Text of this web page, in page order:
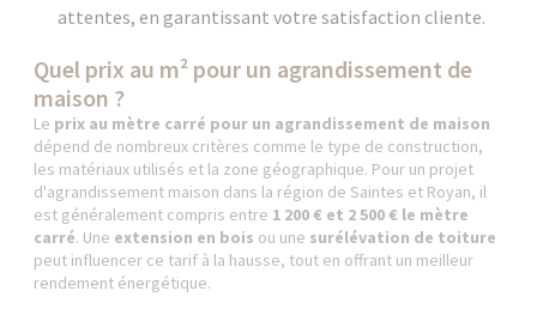
attentes, en garantissant votre satisfaction cliente.
Quel prix au m² pour un agrandissement de
maison ?
Le prix au mètre carré pour un agrandissement de maison
dépend de nombreux critères comme le type de construction,
les matériaux utilisés et la zone géographique. Pour un projet
d'agrandissement maison dans la région de Saintes et Royan, il
est généralement compris entre 1 200 € et 2 500 € le mètre
carré. Une extension en bois ou une surélévation de toiture
peut influencer ce tarif à la hausse, tout en offrant un meilleur
rendement énergétique.